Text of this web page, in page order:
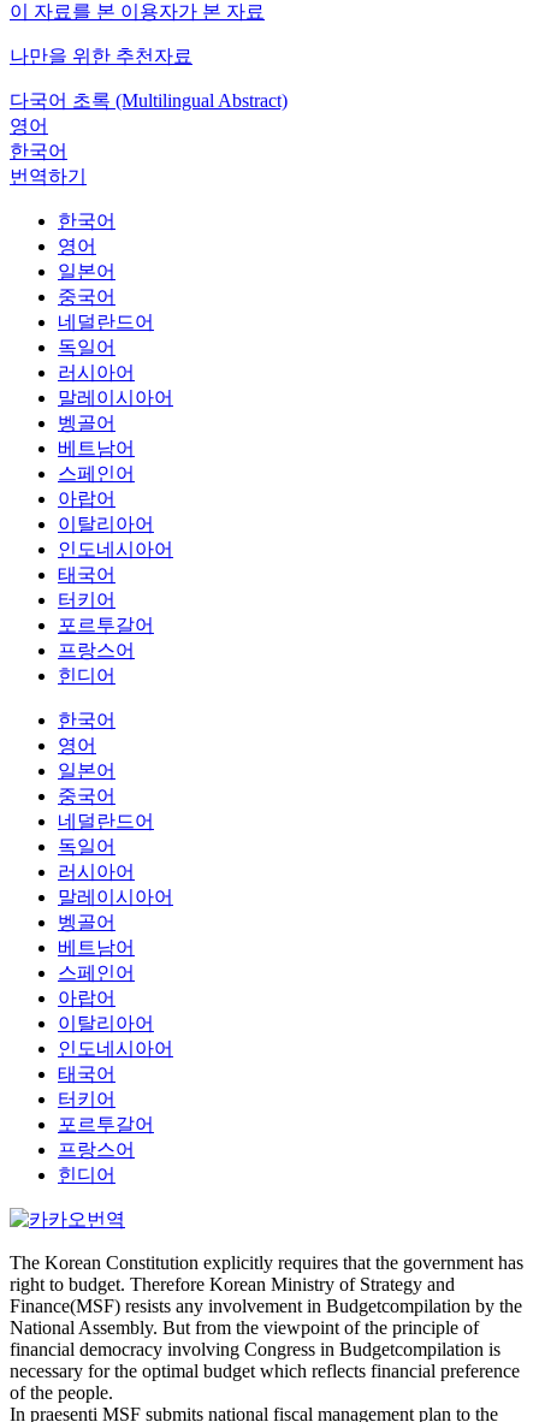
이 자료를 본 이용자가 본 자료
나만을 위한 추천자료
다국어 초록 (Multilingual Abstract)
영어
한국어
번역하기
한국어
영어
일본어
중국어
네덜란드어
독일어
러시아어
말레이시아어
벵골어
베트남어
스페인어
아랍어
이탈리아어
인도네시아어
태국어
터키어
포르투갈어
프랑스어
힌디어
한국어
영어
일본어
중국어
네덜란드어
독일어
러시아어
말레이시아어
벵골어
베트남어
스페인어
아랍어
이탈리아어
인도네시아어
태국어
터키어
포르투갈어
프랑스어
힌디어
The Korean Constitution explicitly requires that the government has
right to budget. Therefore Korean Ministry of Strategy and
Finance(MSF) resists any involvement in Budgetcompilation by the
National Assembly. But from the viewpoint of the principle of
financial democracy involving Congress in Budgetcompilation is
necessary for the optimal budget which reflects financial preference
of the people.
In praesenti MSF submits national fiscal management plan to the